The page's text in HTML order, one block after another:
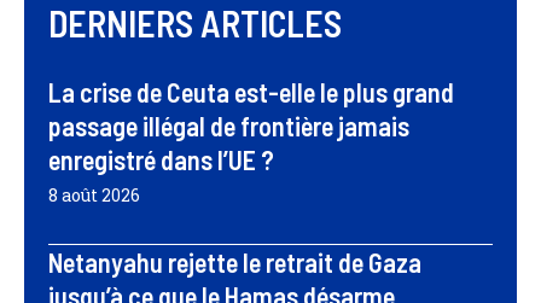
DERNIERS ARTICLES
La crise de Ceuta est-elle le plus grand
passage illégal de frontière jamais
enregistré dans l’UE ?
8 août 2026
Netanyahu rejette le retrait de Gaza
jusqu’à ce que le Hamas désarme